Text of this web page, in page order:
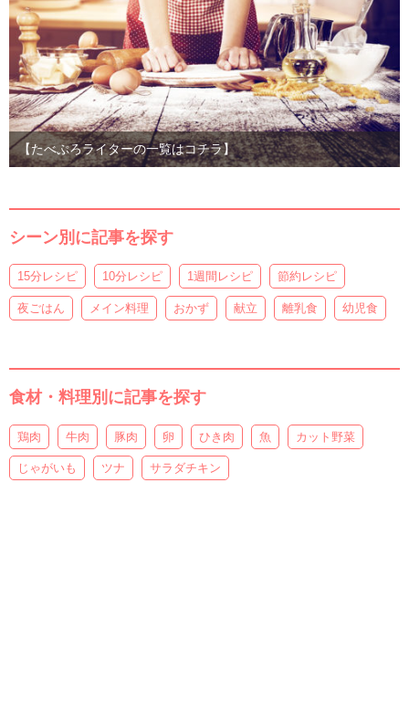
【たべぷろライターの一覧はコチラ】
シーン別に記事を探す
15分レシピ 10分レシピ 1週間レシピ 節約レシピ
夜ごはん メイン料理 おかず 献立 離乳食 幼児食
食材・料理別に記事を探す
鶏肉 牛肉 豚肉 卵 ひき肉 魚 カット野菜
じゃがいも ツナ サラダチキン